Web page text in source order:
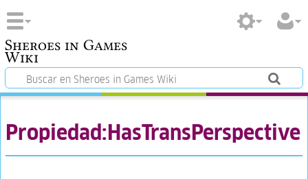
Sheroes in Games
Wiki
Propiedad:HasTransPerspective